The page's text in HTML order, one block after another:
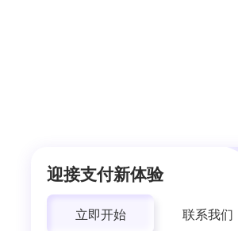
迎接支付新体验
立即开始 联系我们